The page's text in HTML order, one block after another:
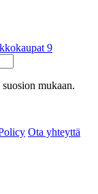
9
mukaan.
Ota yhteyttä